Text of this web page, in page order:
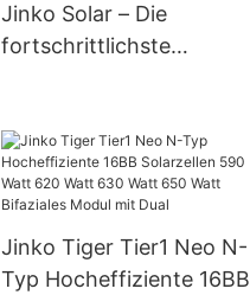
Jinko Solar – Die
fortschrittlichste
Serie
Jinko Tiger Tier1 Neo N-
Typ Hocheffiziente 16BB